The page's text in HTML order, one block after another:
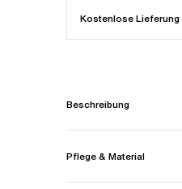
Kostenlose Lieferung
Beschreibung
Pflege & Material